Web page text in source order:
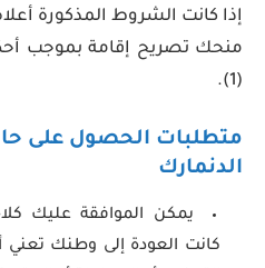
إذا كانت الشروط المذكورة
(1).
متطلبات الحصول على
الدنمارك
يمكن الموافقة عليك
كانت العودة إلى وطنك تعني